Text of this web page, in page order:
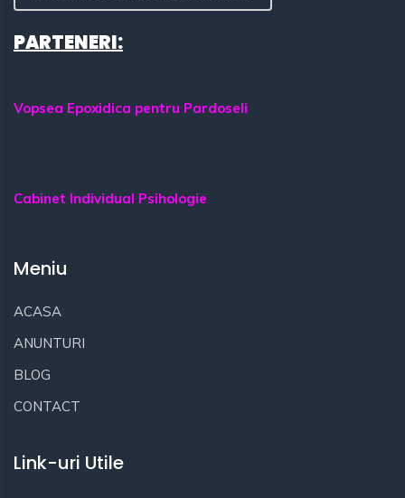
PARTENERI:
Vopsea Epoxidica pentru Pardoseli
Cabinet Individual Psihologie
Meniu
ACASA
ANUNTURI
BLOG
CONTACT
Link-uri Utile